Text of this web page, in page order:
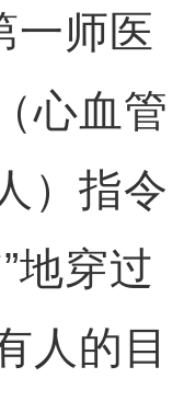
师医
心血管
）指令
地穿过
人的目